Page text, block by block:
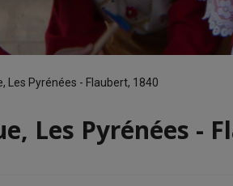
Les Pyrénées - Flaubert, 1840
Les Pyrénées -